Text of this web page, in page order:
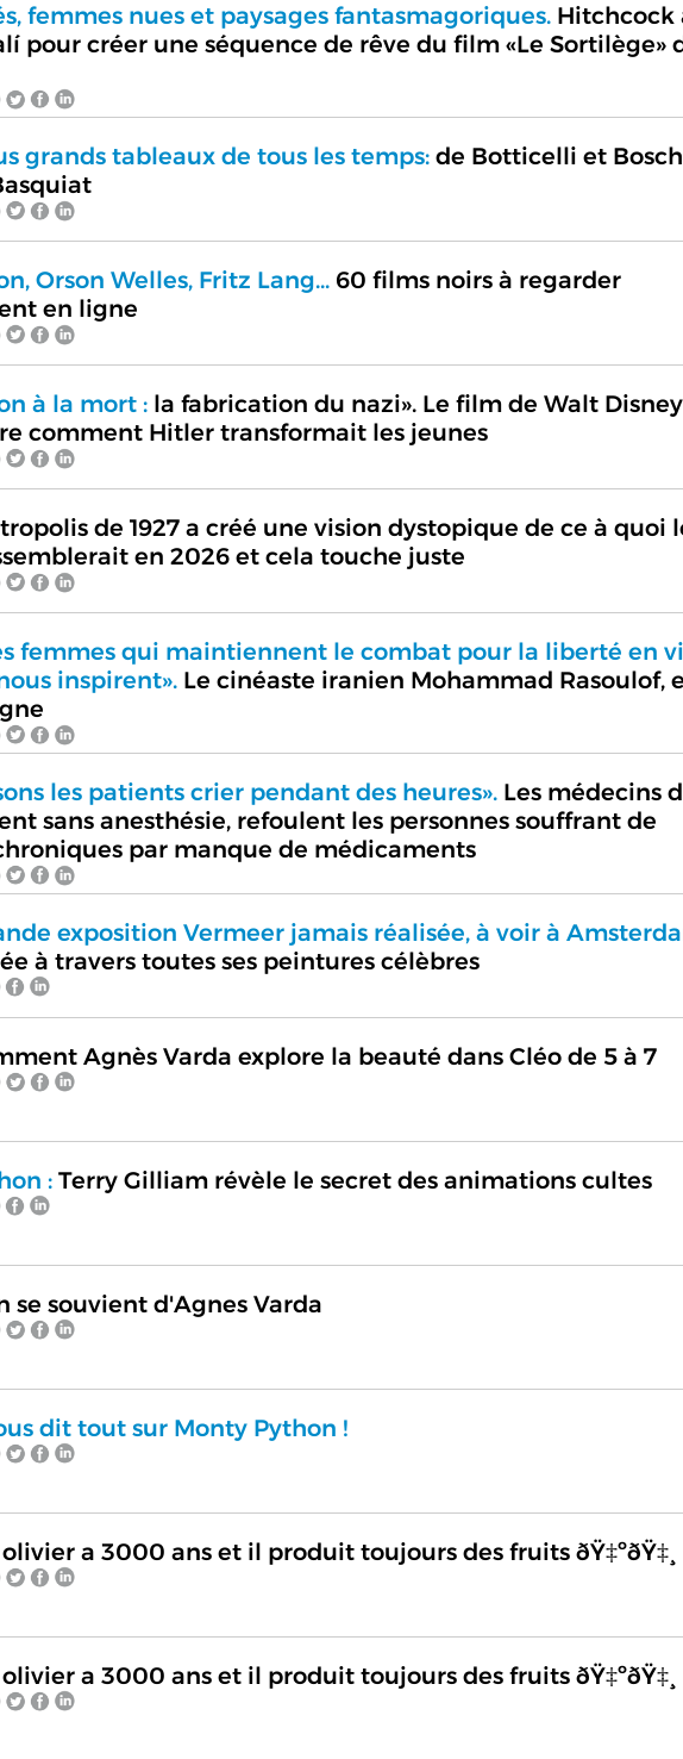
femmes nues et paysages fantasmagoriques.Hitchcock
pour créer une séquence de rêve du film «Le Sortilège»
grands tableaux de tous les temps:de Botticelli et
Orson Welles, Fritz Lang...60 films noirs à regarder
en ligne
à la mort :la fabrication du nazi». Le film de Walt
comment Hitler transformait les jeunes
de 1927 a créé une vision dystopique de ce à quoi
en 2026 et cela touche juste
femmes qui maintiennent le combat pour la liberté en
inspirent».Le cinéaste iranien Mohammad Rasoulof,
les patients crier pendant des heures».Les médecins
sans anesthésie, refoulent les personnes souffrant de
par manque de médicaments
exposition Vermeer jamais réalisée, à voir à
à travers toutes ses peintures célèbres
Agnès Varda explore la beauté dans Cléo de 5 à 7
:Terry Gilliam révèle le secret des animations cultes
se souvient d'Agnes Varda
dit tout sur Monty Python !
a 3000 ans et il produit toujours des fruits ðŸ‡ºðŸ‡¸
a 3000 ans et il produit toujours des fruits ðŸ‡ºðŸ‡¸